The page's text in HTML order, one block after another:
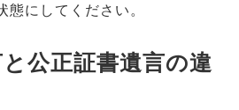
態にしてください。
公正証書遺言の違